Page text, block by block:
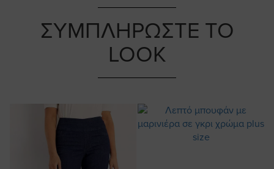
ΣΥΜΠΛΗΡΩΣΤΕ ΤΟ
LOOK